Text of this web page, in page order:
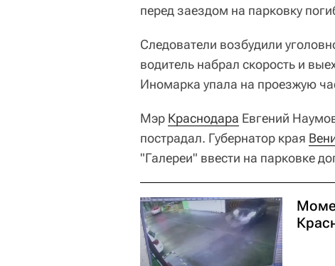
перед заездом на парковку
Следователи возбудили
водитель набрал скорость и
Иномарка упала на проезжую
Мэр Краснодара Евгений
пострадал. Губернатор края
"Галереи" ввести на парковке